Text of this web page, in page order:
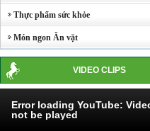
Thực phẩm sức khỏe
Món ngon Ăn vặt
VIDEO CLIPS
Error loading YouTube:
not be played